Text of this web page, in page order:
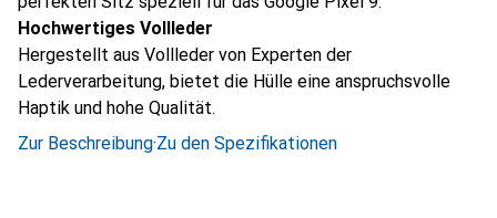
Hochwertiges Vollleder
Hergestellt aus Vollleder von Experten der
Lederverarbeitung, bietet die Hülle eine anspruchsvolle
Haptik und hohe Qualität.
Zur Beschreibung·Zu den Spezifikationen